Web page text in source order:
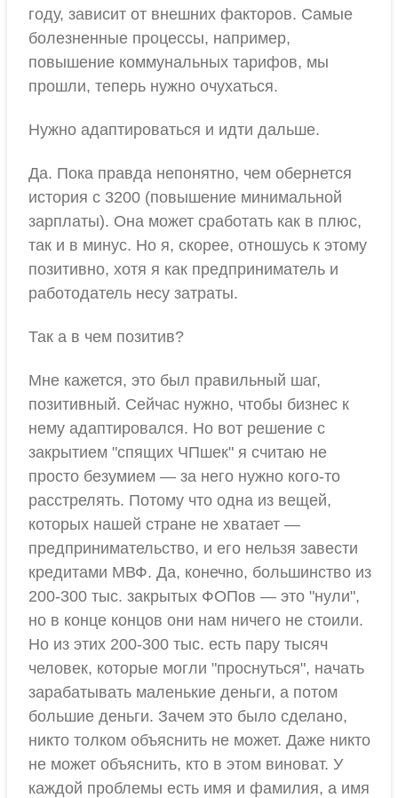
году, зависит от внешних факторов. Самые
болезненные процессы, например,
повышение коммунальных тарифов, мы
прошли, теперь нужно очухаться.
Нужно адаптироваться и идти дальше.
Да. Пока правда непонятно, чем обернется
история с 3200 (повышение минимальной
зарплаты). Она может сработать как в плюс,
так и в минус. Но я, скорее, отношусь к этому
позитивно, хотя я как предприниматель и
работодатель несу затраты.
Так а в чем позитив?
Мне кажется, это был правильный шаг,
позитивный. Сейчас нужно, чтобы бизнес к
нему адаптировался. Но вот решение с
закрытием "спящих ЧПшек" я считаю не
просто безумием — за него нужно кого-то
расстрелять. Потому что одна из вещей,
которых нашей стране не хватает —
предпринимательство, и его нельзя завести
кредитами МВФ. Да, конечно, большинство из
200-300 тыс. закрытых ФОПов — это "нули",
но в конце концов они нам ничего не стоили.
Но из этих 200-300 тыс. есть пару тысяч
человек, которые могли "проснуться", начать
зарабатывать маленькие деньги, а потом
большие деньги. Зачем это было сделано,
никто толком объяснить не может. Даже никто
не может объяснить, кто в этом виноват. У
каждой проблемы есть имя и фамилия, а имя